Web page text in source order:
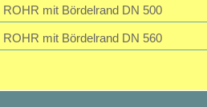
ROHR mit Bördelrand DN 500
ROHR mit Bördelrand DN 560